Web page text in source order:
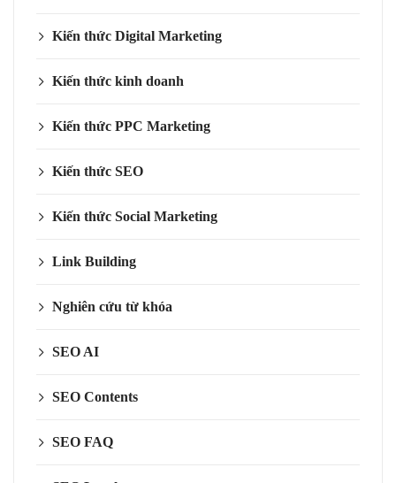
Kiến thức Digital Marketing
Kiến thức kinh doanh
Kiến thức PPC Marketing
Kiến thức SEO
Kiến thức Social Marketing
Link Building
Nghiên cứu từ khóa
SEO AI
SEO Contents
SEO FAQ